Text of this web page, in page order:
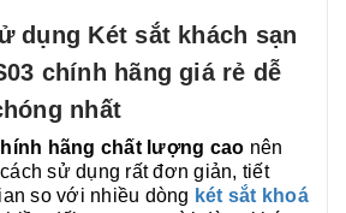
dụng Két sắt khách sạn
chính hãng giá rẻ dễ
nhất
hãng chất lượng cao nên
sử dụng rất đơn giản, tiết
so với nhiều dòng két sắt khoá